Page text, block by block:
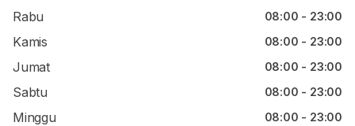
Rabu 08:00 - 23:00
Kamis 08:00 - 23:00
Jumat 08:00 - 23:00
Sabtu 08:00 - 23:00
Minggu 08:00 - 23:00